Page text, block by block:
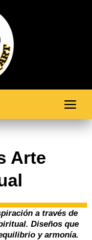
Arte
a través de
Diseños que
y armonía.